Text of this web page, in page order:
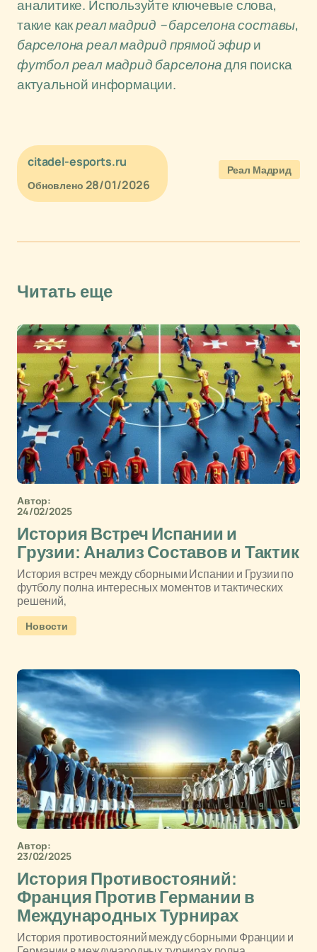
аналитике. Используйте ключевые слова,
такие какреал мадрид – барселона составы,
барселона реал мадрид прямой эфири
футбол реал мадрид барселонадля поиска
актуальной информации.
citadel-esports.ru
Обновлено 28/01/2026
Реал Мадрид
Читать еще
Автор:
24/02/2025
История Встреч Испании и
Грузии: Анализ Составов и Тактик
История встреч между сборными Испании и Грузии по
футболу полна интересных моментов и тактических
решений,
Новости
Автор:
23/02/2025
История Противостояний:
Франция Против Германии в
Международных Турнирах
История противостояний между сборными Франции и